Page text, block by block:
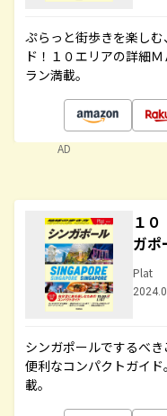
ぷらっと街歩きを楽し
ド！１０エリアの詳細
ラン満載。
AD
１
ガポ
Plat
シンガポールでするべ
便利なコンパクトガイ
載。